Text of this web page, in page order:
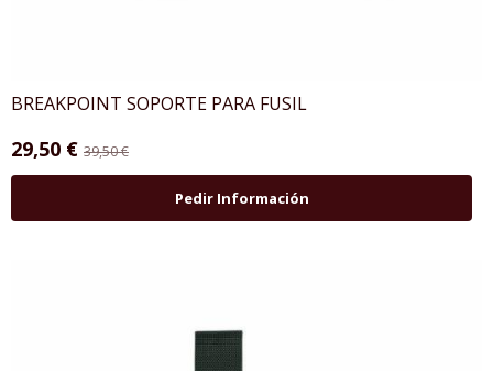
BREAKPOINT SOPORTE PARA FUSIL
29,50 € 39,50 €
Pedir Información